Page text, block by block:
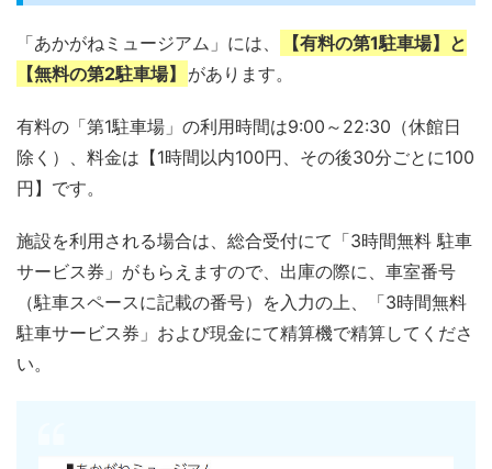
「あかがねミュージアム」には、
【有料の第1駐車場】と
【無料の第2駐車場】
があります。
有料の「第1駐車場」の利用時間は9:00～22:30（休館日
除く）、料金は【1時間以内100円、その後30分ごとに100
円】です。
施設を利用される場合は、総合受付にて「3時間無料 駐車
サービス券」がもらえますので、出庫の際に、車室番号
（駐車スペースに記載の番号）を入力の上、「3時間無料
駐車サービス券」および現金にて精算機で精算してくださ
い。